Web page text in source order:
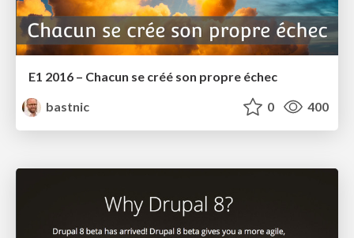
E1 2016 – Chacun se créé son propre échec
bastnic
0 400